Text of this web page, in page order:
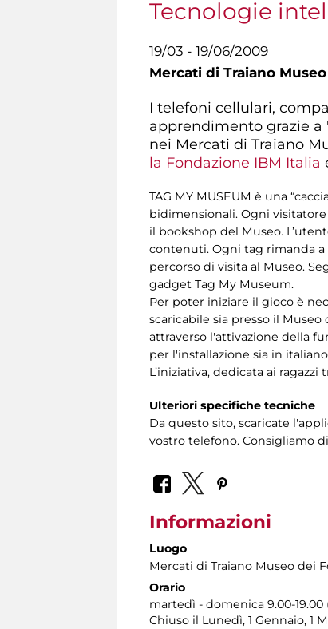
Tecnologie
19/03 - 19/06/2009
Mercati di Traiano
I telefoni cellulari,
apprendimento grazie a
nei Mercati di Traiano
la Fondazione IBM Italia
TAG MY MUSEUM è una
bidimensionali. Ogni
il bookshop del Museo.
contenuti. Ogni tag rimanda
percorso di visita al Museo.
gadget Tag My Museum.
Per poter iniziare il gioco è
scaricabile sia presso il
attraverso l'attivazione della
per l'installazione sia in
L’iniziativa, dedicata ai
Ulteriori specifiche tecniche
Da questo sito, scaricate
vostro telefono. Consigliamo
Informazioni
Luogo
Mercati di Traiano Museo dei
Orario
martedì - domenica 9.00-
Chiuso il Lunedì, 1 Gennaio, 1